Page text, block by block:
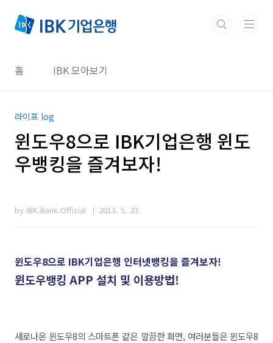
홈 IBK 모아보기
라이프 log
윈도우8으로 IBK기업은행 윈도
우뱅킹을 즐겨보자!
by IBK.Bank.Official 2013. 5. 23.
윈도우8으로 IBK기업은행 인터넷뱅킹을 즐겨보자!
윈도우뱅킹 APP 설치 및 이용방법!
새로나온 윈도우8의 스마트폰 같은 깔끔한 화면, 여러분들은 윈도우8